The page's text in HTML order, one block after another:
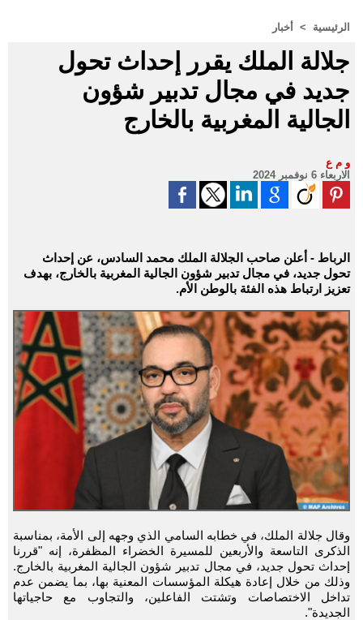
الرئيسية > أخبار
جلالة الملك يقرر إحداث تحول
جديد في مجال تدبير شؤون
الجالية المغربية بالخارج
و م ع
الاربعاء 6 نوفمبر 2024
الرباط - أعلن صاحب الجلالة الملك محمد السادس، عن إحداث
تحول جديد، في مجال تدبير شؤون الجالية المغربية بالخارج، بهدف
تعزيز ارتباط هذه الفئة بالوطن الأم.
وقال جلالة الملك، في خطابه السامي الذي وجهه إلى الأمة، بمناسبة
الذكرى التاسعة والأربعين للمسيرة الخضراء المظفرة، إنه "قررنا
إحداث تحول جديد، في مجال تدبير شؤون الجالية المغربية بالخارج.
وذلك من خلال إعادة هيكلة المؤسسات المعنية بها، بما يضمن عدم
تداخل الاختصاصات وتشتت الفاعلين، والتجاوب مع حاجياتها
الجديدة".